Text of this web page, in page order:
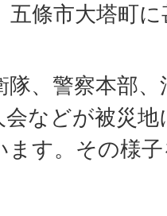
五條市大塔町
隊、警察本部
会などが被災
ます。その様